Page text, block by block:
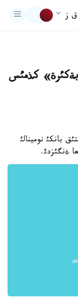
ق ز
«بةكئرة» كذمئس
بانكئ نومينالئ